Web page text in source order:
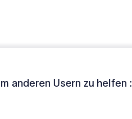
anderen Usern zu helfen :